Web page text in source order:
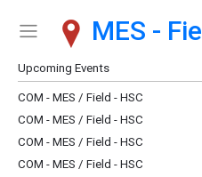
Show Menu
Click this to show the menu.
MES -
Upcoming Events
COM - MES / Field - HSC
COM - MES / Field - HSC
COM - MES / Field - HSC
COM - MES / Field - HSC